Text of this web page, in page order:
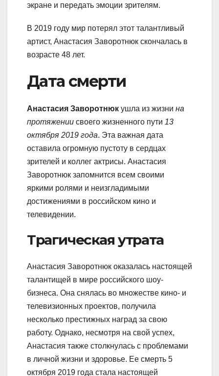
экране и передать эмоции зрителям.
В 2019 году мир потерял этот талантливый
артист, Анастасия Заворотнюк скончалась в
возрасте 48 лет.
Дата смерти
Анастасия Заворотнюк ушла из жизни на
протяжении своего жизненного пути 13
октября 2019 года. Эта важная дата
оставила огромную пустоту в сердцах
зрителей и коллег актрисы. Анастасия
Заворотнюк запомнится всем своими
яркими ролями и неизгладимыми
достижениями в российском кино и
телевидении.
Трагическая утрата
Анастасия Заворотнюк оказалась настоящей
талантищей в мире российского шоу-
бизнеса. Она снялась во множестве кино- и
телевизионных проектов, получила
несколько престижных наград за свою
работу. Однако, несмотря на свой успех,
Анастасия также столкнулась с проблемами
в личной жизни и здоровье. Ее смерть 5
октября 2019 года стала настоящей